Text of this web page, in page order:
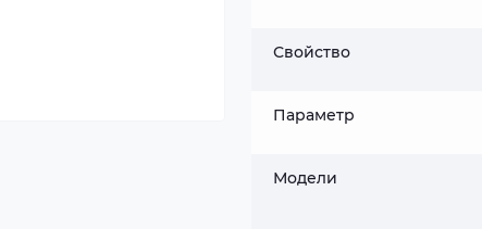
Свойство
Параметр
Модели